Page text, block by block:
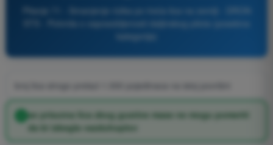
se prisutna lica zbog gustine mase ne mogu pomeriti
da bi izbegla vazduhoplov